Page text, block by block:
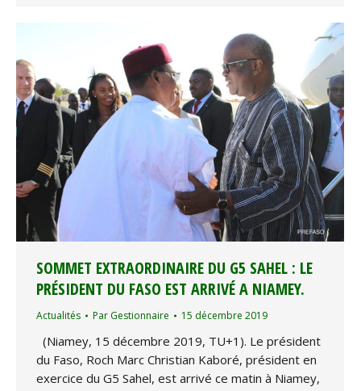
SOMMET EXTRAORDINAIRE DU G5 SAHEL : LE
PRÉSIDENT DU FASO EST ARRIVÉ A NIAMEY.
Actualités Par Gestionnaire 15 décembre 2019
(Niamey, 15 décembre 2019, TU+1). Le président
du Faso, Roch Marc Christian Kaboré, président en
exercice du G5 Sahel, est arrivé ce matin à Niamey,